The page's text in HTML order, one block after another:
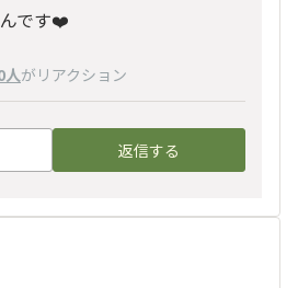
です❤️
人がリアクション
返信する